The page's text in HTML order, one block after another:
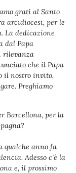
grati al Santo
arcidiocesi, per le
La dedicazione
dal Papa
rilevanza
che il Papa
il nostro invito,
Preghiamo
Barcellona, per la
qualche anno fa
Adesso c’è la
e, il prossimo